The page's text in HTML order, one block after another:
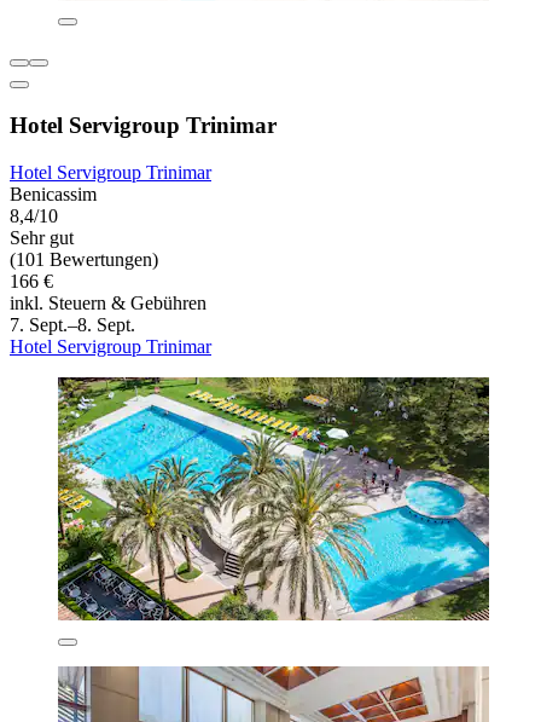
Hotel Servigroup Trinimar
Hotel Servigroup Trinimar
Benicassim
8,4/10
Sehr gut
(101 Bewertungen)
166 €
inkl. Steuern & Gebühren
7. Sept.–8. Sept.
Hotel Servigroup Trinimar